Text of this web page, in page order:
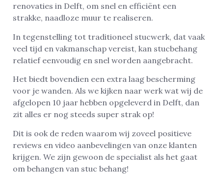
renovaties in Delft, om snel en efficiënt een
strakke, naadloze muur te realiseren.
In tegenstelling tot traditioneel stucwerk, dat vaak
veel tijd en vakmanschap vereist, kan stucbehang
relatief eenvoudig en snel worden aangebracht.
Het biedt bovendien een extra laag bescherming
voor je wanden. Als we kijken naar werk wat wij de
afgelopen 10 jaar hebben opgeleverd in Delft, dan
zit alles er nog steeds super strak op!
Dit is ook de reden waarom wij zoveel positieve
reviews en video aanbevelingen van onze klanten
krijgen. We zijn gewoon de specialist als het gaat
om behangen van stuc behang!